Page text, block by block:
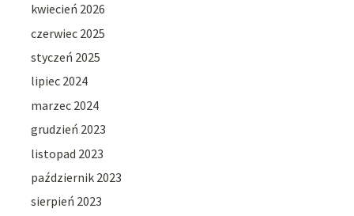
kwiecień 2026
czerwiec 2025
styczeń 2025
lipiec 2024
marzec 2024
grudzień 2023
listopad 2023
październik 2023
sierpień 2023